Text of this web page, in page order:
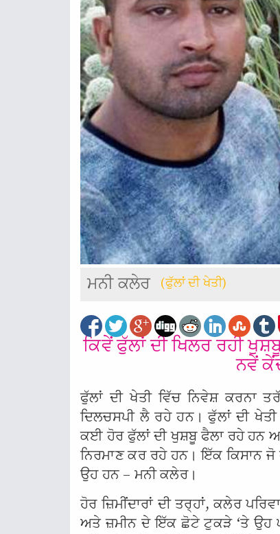
ਮਨੀ ਕਲੇਰ (ਫੁੱਲਾਂ ਦੀ ਖੇਤੀ)
ਕਿਵੇਂ ਫੁੱਲਾਂ ਦੀ ਖਿਲਰ ਰਹੀ
ਨਵੇਂ
ਫੁੱਲਾਂ ਦੀ ਖੇਤੀ ਵਿੱਚ ਨਿਵੇਸ਼ ਕਰਨਾ
ਦਿਲਚਸਪੀ ਲੈ ਰਹੇ ਹਨ। ਫੁੱਲਾਂ ਦੀ
ਕਈ ਹੋਰ ਫੁੱਲਾਂ ਦੀ ਖੁਸ਼ਬੂ ਫੈਲਾ ਰਹੇ ਹਨ
ਨਿਰਮਾਣ ਕਰ ਰਹੇ ਹਨ। ਇੱਕ ਕਿਸਾਨ
ਉਹ ਹਨ – ਮਨੀ ਕਲੇਰ।
ਹੋਰ ਜ਼ਿਮੀਂਦਾਰਾਂ ਦੀ ਤਰ੍ਹਾਂ, ਕਲੇਰ
ਅਤੇ ਜ਼ਮੀਨ ਦੇ ਇੱਕ ਛੋਟੇ ਟੁਕੜੇ ‘ਤੇ